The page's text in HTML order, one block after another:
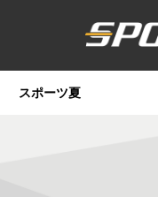
スポーツ夏